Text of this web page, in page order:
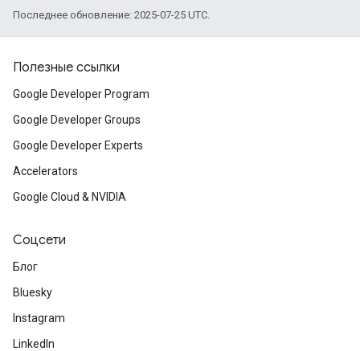
Последнее обновление: 2025-07-25 UTC.
Полезные ссылки
Google Developer Program
Google Developer Groups
Google Developer Experts
Accelerators
Google Cloud & NVIDIA
Соцсети
Блог
Bluesky
Instagram
LinkedIn